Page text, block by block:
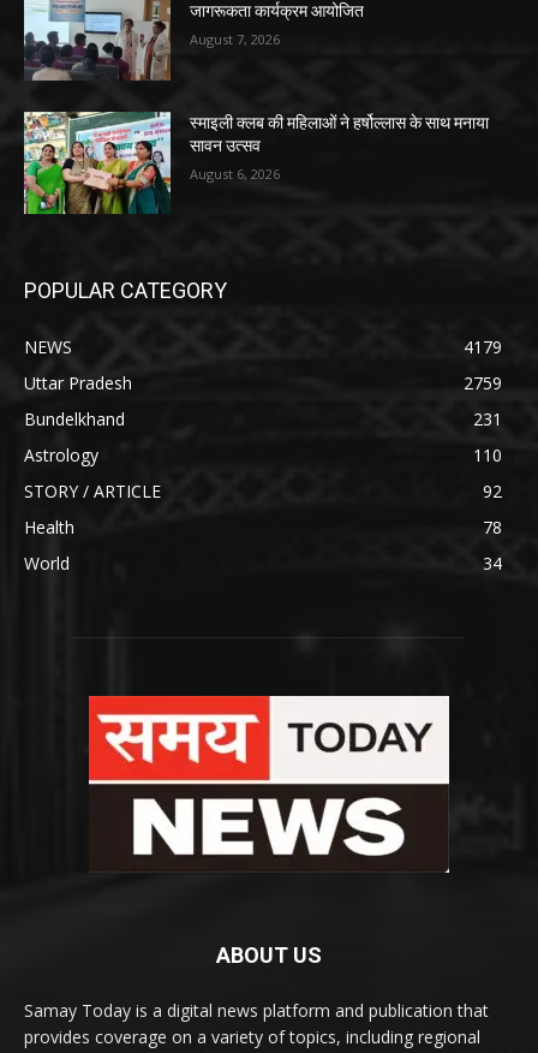
जागरूकता कार्यक्रम आयोजित
August 7, 2026
स्माइली क्लब की महिलाओं ने हर्षोल्लास के साथ मनाया
सावन उत्सव
August 6, 2026
POPULAR CATEGORY
NEWS
4179
Uttar Pradesh
2759
Bundelkhand
231
Astrology
110
STORY / ARTICLE
92
Health
78
World
34
ABOUT US
Samay Today is a digital news platform and publication that
provides coverage on a variety of topics, including regional